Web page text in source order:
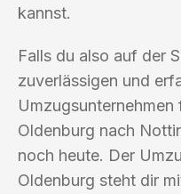
kannst.
Falls du also auf der
zuverlässigen und
Oldenburg nach
noch heute. Der
Oldenburg steht dir